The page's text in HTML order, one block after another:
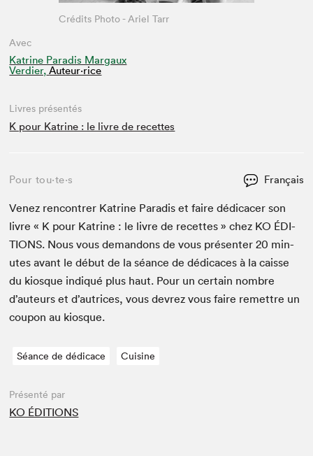
Avec
Katrine Paradis Margaux
Verdier, Auteur·rice
Crédits Photo - Ariel Tarr
Livres présentés
K pour Katrine : le livre de recettes
Pour tou⋅te⋅s Français
Venez ren­con­tr­er Katrine Par­adis et faire dédi­cac­er son
livre « K pour Katrine : le livre de recettes » chez KO ÉDI­
TIONS. Nous vous deman­dons de vous présen­ter20 min­
utes avant le début de la séance de dédi­caces à la caisse
du kiosque indiqué plus haut. Pour un cer­tain nom­bre
d’auteurs et d’autrices, vous devrez vous faire remet­tre un
coupon au kiosque.
Séance de dédicace Cuisine
Présenté par
KO ÉDITIONS